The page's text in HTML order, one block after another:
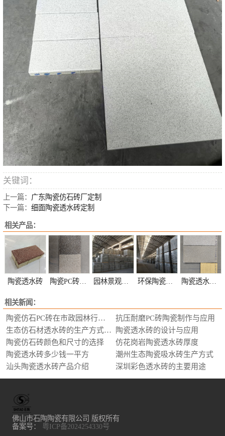
关键词：
上一篇： 广东陶瓷仿石砖厂定制
下一篇： 细面陶瓷透水砖定制
相关产品：
陶瓷透水砖 环保陶瓷透水砖定制 陶瓷透水砖颜色定制
相关新闻：
陶瓷仿石PC砖在市政园林行业的应用
抗压耐磨PC砖陶瓷制作与应用
生态仿石材透水砖的生产方式，选购要求
陶瓷透水砖的设计与应用
陶瓷仿石砖颜色和尺寸的选择
仿花岗岩陶瓷透水砖厚度
陶瓷透水砖多少钱一平方
潮州生态陶瓷吸水砖生产方式
汕头陶瓷透水砖产品介绍
深圳彩色透水砖的主要用途
佛山市石陶陶瓷有限公司 版权所有
备案号：
粤ICP备2024254330号